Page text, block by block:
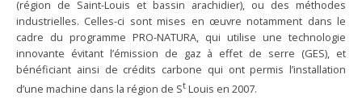
(région de Saint-Louis et bassin arachidier), ou des méthodes
industrielles. Celles-ci sont mises en œuvre notamment dans le
cadre du programme PRO-NATURA, qui utilise une technologie
innovante évitant l’émission de gaz à effet de serre (GES), et
bénéficiant ainsi de crédits carbone qui ont permis l’installation
d’une machine dans la région de St Louis en 2007.